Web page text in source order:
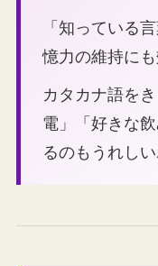
「知っている
憶力の維持に
カタカナ語を
電」「好きな
るのもうれしい